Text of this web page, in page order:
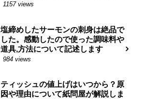
1157 views
塩締めしたサーモンの刺身は絶品で
した。感動したので使った調味料や
道具,方法について記述します
984 views
ティッシュの値上げはいつから？原
因や理由について紙問屋が解説しま